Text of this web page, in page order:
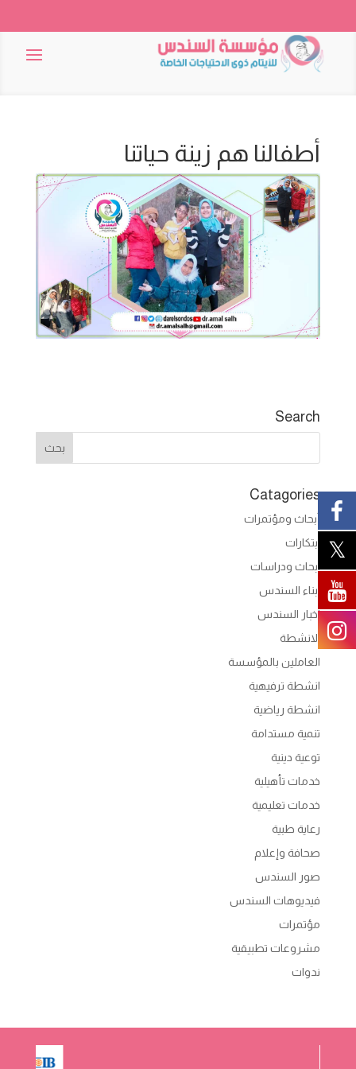
أطفالنا هم زينة حياتنا
Search
Catagories
أبحاث ومؤتمرات
ابتكارات
ابحاث ودراسات
ابناء السندس
اخبار السندس
الانشطة
العاملين بالمؤسسة
انشطة ترفيهية
انشطة رياضية
تنمية مستدامة
توعية دينية
خدمات تأهيلية
خدمات تعليمية
رعاية طبية
صحافة وإعلام
صور السندس
فيديوهات السندس
مؤتمرات
مشروعات تطبيقية
ندوات